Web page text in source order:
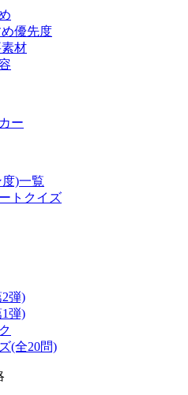
優先度
材
ー
)一覧
トクイズ
弾)
弾)
(全20問)